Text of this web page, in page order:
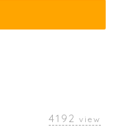
4192 view